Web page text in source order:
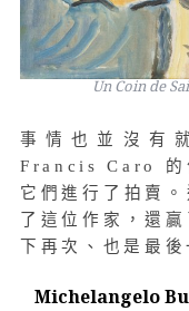
Un Coin de
事情也並沒有
Francis Caro 的
它們進行了拍賣
了這位作家，還
下再次、也是最
Michelangelo